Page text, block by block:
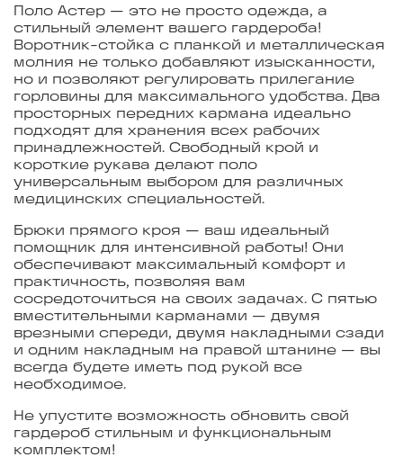
Поло Астер — это не просто одежда, а
стильный элемент вашего гардероба!
Воротник-стойка с планкой и металлическая
молния не только добавляют изысканности,
но и позволяют регулировать прилегание
горловины для максимального удобства. Два
просторных передних кармана идеально
подходят для хранения всех рабочих
принадлежностей. Свободный крой и
короткие рукава делают поло
универсальным выбором для различных
медицинских специальностей.
Брюки прямого кроя — ваш идеальный
помощник для интенсивной работы! Они
обеспечивают максимальный комфорт и
практичность, позволяя вам
сосредоточиться на своих задачах. С пятью
вместительными карманами — двумя
врезными спереди, двумя накладными сзади
и одним накладным на правой штанине — вы
всегда будете иметь под рукой все
необходимое.
Не упустите возможность обновить свой
гардероб стильным и функциональным
комплектом!